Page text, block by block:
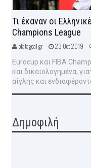
Τι έκαναν οι
Champions League
olatagoal.gr - 23 Oct 2019 -
Eurocup και FIBA
και δικαιολογημένα,
αίγλης και
Δημοφιλή